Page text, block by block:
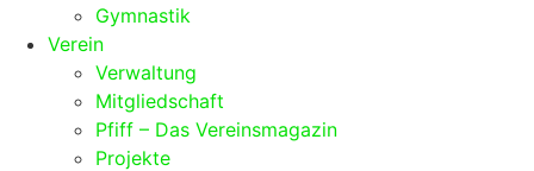
Gymnastik
Verein
Verwaltung
Mitgliedschaft
Pfiff – Das Vereinsmagazin
Projekte